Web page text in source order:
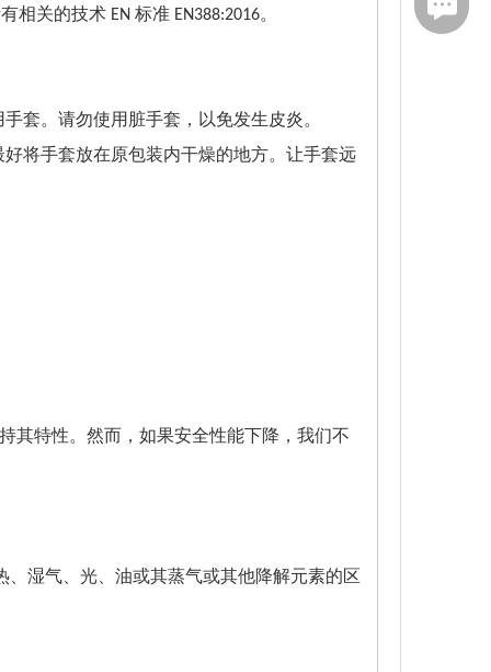
关的技术 EN 标准 EN388:2016。
套。请勿使用脏手套，以免发生皮炎。
将手套放在原包装内干燥的地方。让手套远
其特性。然而，如果安全性能下降，我们不
湿气、光、油或其蒸气或其他降解元素的区
传真：